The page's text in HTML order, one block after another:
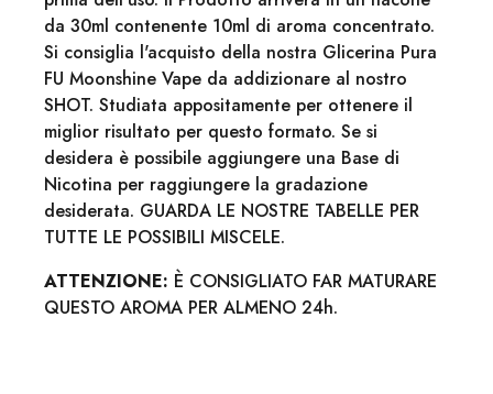
da 30ml contenente 10ml di aroma concentrato.
Si consiglia l'acquisto della nostra Glicerina Pura
FU Moonshine Vape da addizionare al nostro
SHOT. Studiata appositamente per ottenere il
miglior risultato per questo formato. Se si
desidera è possibile aggiungere una Base di
Nicotina per raggiungere la gradazione
desiderata. GUARDA LE NOSTRE TABELLE PER
TUTTE LE POSSIBILI MISCELE.
ATTENZIONE: È CONSIGLIATO FAR MATURARE
QUESTO AROMA PER ALMENO 24h.